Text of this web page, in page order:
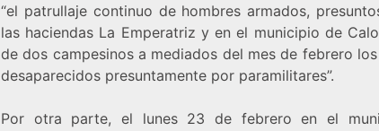
“el patrullaje continuo de hombres armados,
las haciendas La Emperatriz y en el municipio de
de dos campesinos a mediados del mes de febrero
desaparecidos presuntamente por paramilitares”.
Por otra parte, el lunes 23 de febrero en el